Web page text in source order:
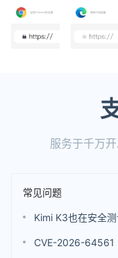
服务于千万
常见问题
CVE-2026-64561